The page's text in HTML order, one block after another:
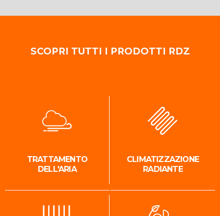
SCOPRI TUTTI I PRODOTTI RDZ
TRATTAMENTO
DELL'ARIA
CLIMATIZZAZIONE
RADIANTE